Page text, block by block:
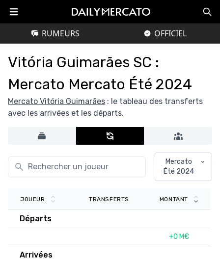
RUMEURS OFFICIEL
Vitória Guimarães SC :
Mercato Mercato Été 2024
Mercato Vitória Guimarães : le tableau des transferts
avec les arrivées et les départs.
Mercato
Été 2024
JOUEUR TRANSFERTS MONTANT
Départs
+0 M€
Arrivées